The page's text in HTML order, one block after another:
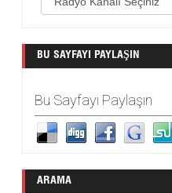
BU SAYFAYI PAYLAŞIN
Bu Sayfayı Paylaşın
ARAMA